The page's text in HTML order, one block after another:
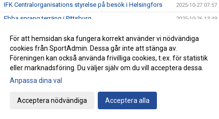
IFK Centralorganisations styrelse på besök i Helsingfors 2025-10-27 07:57
Ebba sprang terräng i Pittsburg 2025-10-26 13:49
Janne skriver om skolidrottsplatser
Terräng-SM: Kassaskåpssäkert P19-guld till Kalle 2025-10-25 22:00
Terräng-SM: Silver till Nina i K55
Terräng-SM: Veteran-silver till Kenneth Gysing
Vilka fantastiska funktionärer vi har!
För att hemsidan ska fungera korrekt använder vi nödvändiga
cookies från SportAdmin. Dessa går inte att stänga av.
Föreningen kan också använda frivilliga cookies, t.ex. för statistik
eller marknadsföring. Du väljer själv om du vill acceptera dessa.
Anpassa dina val
Acceptera nödvändiga Acceptera alla